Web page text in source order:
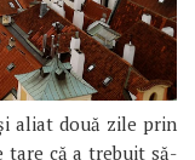
aliat două zile prin
tare că a trebuit să-